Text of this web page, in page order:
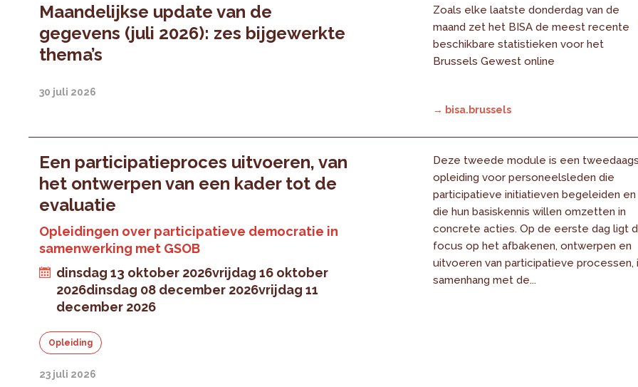
Maandelijkse update van de
gegevens (juli 2026): zes bijgewerkte
thema’s
30 juli 2026
Zoals elke laatste donderdag van de
maand zet het BISA de meest recente
beschikbare statistieken voor het
Brussels Gewest online
→ bisa.brussels
Een participatieproces uitvoeren, van
het ontwerpen van een kader tot de
evaluatie
Opleidingen over participatieve democratie in
samenwerking met GSOB
dinsdag 13 oktober 2026vrijdag 16 oktober
2026dinsdag 08 december 2026vrijdag 11
december 2026
Opleiding
23 juli 2026
Deze tweede module is een
opleiding voor personeelsleden die
participatieve initiatieven begeleiden en
die hun basiskennis willen omzetten in
concrete acties. Op de eerste dag ligt
focus op het afbakenen, ontwerpen en
uitvoeren van participatieve processen,
samenhang met de...